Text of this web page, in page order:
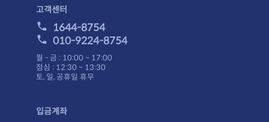
고객센터
1644-8754
010-9224-8754
월 - 금 : 10:00 ~ 17:00
점심 : 12:30 ~ 13:30
토, 일, 공휴일 휴무
입금계좌